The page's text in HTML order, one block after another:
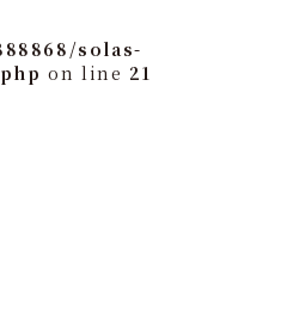
solas-
on line 21